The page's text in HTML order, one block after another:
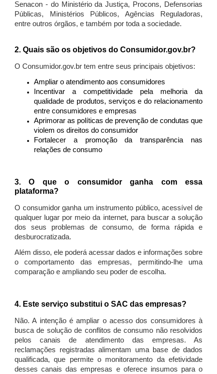
Senacon - do Ministério da Justiça, Procons, Defensorias
Públicas, Ministérios Públicos, Agências Reguladoras,
entre outros órgãos, e também por toda a sociedade.
2. Quais são os objetivos do Consumidor.gov.br?
O Consumidor.gov.br tem entre seus principais objetivos:
Ampliar o atendimento aos consumidores
Incentivar a competitividade pela melhoria da
qualidade de produtos, serviços e do relacionamento
entre consumidores e empresas
Aprimorar as políticas de prevenção de condutas que
violem os direitos do consumidor
Fortalecer a promoção da transparência nas
relações de consumo
3. O que o consumidor ganha com essa
plataforma?
O consumidor ganha um instrumento público, acessível de
qualquer lugar por meio da internet, para buscar a solução
dos seus problemas de consumo, de forma rápida e
desburocratizada.
Além disso, ele poderá acessar dados e informações sobre
o comportamento das empresas, permitindo-lhe uma
comparação e ampliando seu poder de escolha.
4. Este serviço substitui o SAC das empresas?
Não. A intenção é ampliar o acesso dos consumidores à
busca de solução de conflitos de consumo não resolvidos
pelos canais de atendimento das empresas. As
reclamações registradas alimentam uma base de dados
qualificada, que permite o monitoramento da efetividade
desses canais das empresas e oferece insumos para o